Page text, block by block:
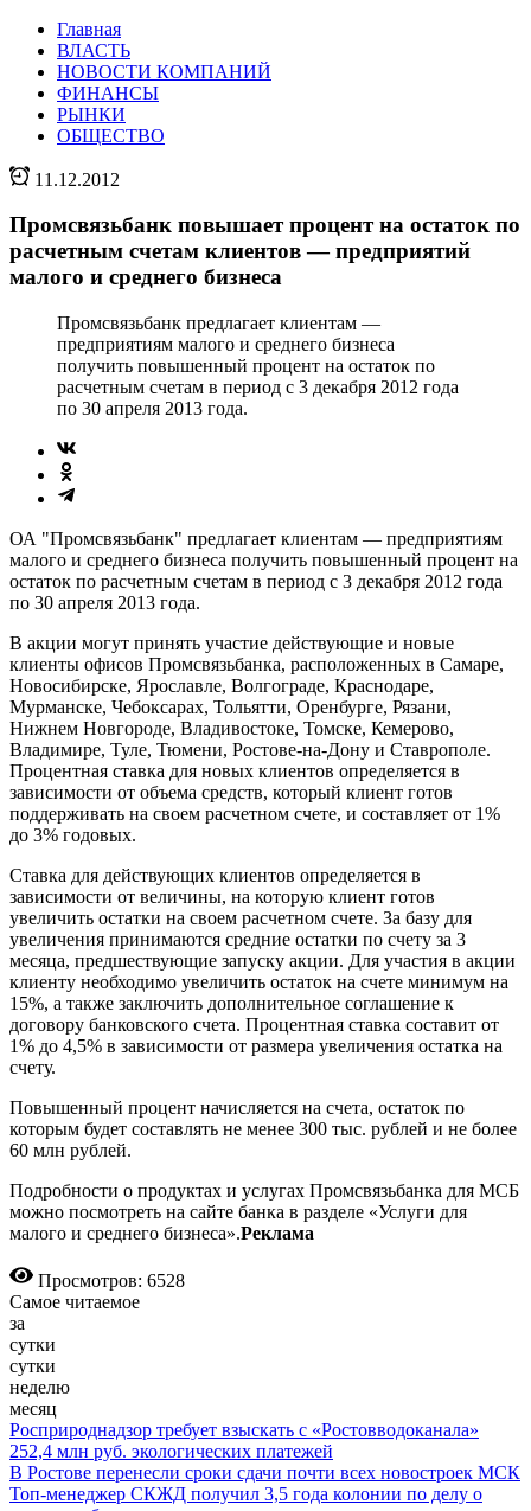
Главная
ВЛАСТЬ
НОВОСТИ КОМПАНИЙ
ФИНАНСЫ
РЫНКИ
ОБЩЕСТВО
11.12.2012
Промсвязьбанк повышает процент на остаток по
расчетным счетам клиентов — предприятий
малого и среднего бизнеса
Промсвязьбанк предлагает клиентам —
предприятиям малого и среднего бизнеса
получить повышенный процент на остаток по
расчетным счетам в период с 3 декабря 2012 года
по 30 апреля 2013 года.
ОА "Промсвязьбанк" предлагает клиентам — предприятиям
малого и среднего бизнеса получить повышенный процент на
остаток по расчетным счетам в период с 3 декабря 2012 года
по 30 апреля 2013 года.
В акции могут принять участие действующие и новые
клиенты офисов Промсвязьбанка, расположенных в Самаре,
Новосибирске, Ярославле, Волгограде, Краснодаре,
Мурманске, Чебоксарах, Тольятти, Оренбурге, Рязани,
Нижнем Новгороде, Владивостоке, Томске, Кемерово,
Владимире, Туле, Тюмени, Ростове-на-Дону и Ставрополе.
Процентная ставка для новых клиентов определяется в
зависимости от объема средств, который клиент готов
поддерживать на своем расчетном счете, и составляет от 1%
до 3% годовых.
Ставка для действующих клиентов определяется в
зависимости от величины, на которую клиент готов
увеличить остатки на своем расчетном счете. За базу для
увеличения принимаются средние остатки по счету за 3
месяца, предшествующие запуску акции. Для участия в акции
клиенту необходимо увеличить остаток на счете минимум на
15%, а также заключить дополнительное соглашение к
договору банковского счета. Процентная ставка составит от
1% до 4,5% в зависимости от размера увеличения остатка на
счету.
Повышенный процент начисляется на счета, остаток по
которым будет составлять не менее 300 тыс. рублей и не более
60 млн рублей.
Подробности о продуктах и услугах Промсвязьбанка для МСБ
можно посмотреть на сайте банка в разделе «Услуги для
малого и среднего бизнеса».Реклама
Просмотров: 6528
Самое читаемое
за
сутки
сутки
неделю
месяц
Росприроднадзор требует взыскать с «Ростовводоканала»
252,4 млн руб. экологических платежей
В Ростове перенесли сроки сдачи почти всех новостроек МСК
Топ-менеджер СКЖД получил 3,5 года колонии по делу о